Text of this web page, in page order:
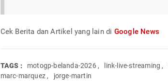
Cek Berita dan Artikel yang lain di Google News
TAGS : motogp-belanda-2026, link-live-streaming ,
marc-marquez, jorge-martin